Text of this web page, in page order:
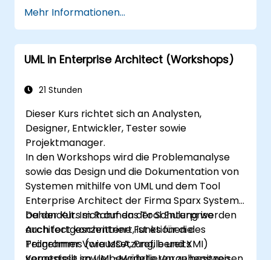
eines UML-Entwicklungsteams.
Mehr Informationen...
UML in Enterprise Architect (Workshops)
21 Stunden
Dieser Kurs richtet sich an Analysten,
Designer, Entwickler, Tester sowie
Projektmanager.
In den Workshops wird die Problemanalyse
sowie das Design und die Dokumentation von
Systemen mithilfe von UML und dem Tool
Enterprise Architect der Firma Sparx Systems
behandelt. Im Rahmen der Schulung werden
auch fortgeschrittene Funktionen des
Programms (wie MDA, Profile und XMI)
Da der Kurs sich auf das Tool Enterprise
Architect konzentriert, ist es für die
Teilnehmer Voraussetzung, bereits